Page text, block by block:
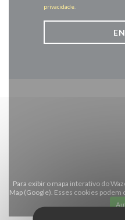
privacidade
Para exibir o mapa interativo do
Map (Google). Esses cookies podem